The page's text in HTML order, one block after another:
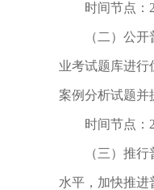
时间节点：
（二）公开普
业考试题库进
案例分析试题并
时间节点：
（三）推行普
水平，加快推